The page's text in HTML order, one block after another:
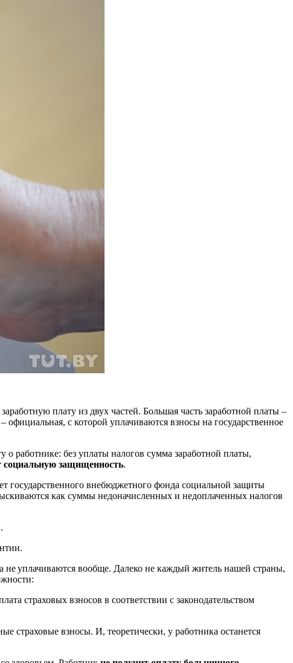
плату из двух частей. Большая часть заработной платы –
с которой уплачиваются взносы на государственное
о работнике: без уплаты налогов сумма заработной платы,
социальную защищенность.
государственного внебюджетного фонда социальной защиты
как суммы недоначисленных и недоплаченных налогов
не уплачиваются вообще. Далеко не каждый житель нашей страны,
страховых взносов в соответствии с законодательством
страховые взносы. И, теоретически, у работника останется